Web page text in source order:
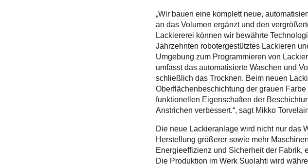
„Wir bauen eine komplett neue,
an das Volumen ergänzt und den
Lackiererei können wir bewährte
Jahrzehnten robotergestütztes Lackieren
Umgebung zum Programmieren von
umfasst das automatisierte Waschen und
schließlich das Trocknen. Beim neuen
Oberflächenbeschichtung der grauen
funktionellen Eigenschaften der
Anstrichen verbessert.“, sagt Mikko
Die neue Lackieranlage wird nicht nur das
Herstellung größerer sowie mehr
Energieeffizienz und Sicherheit der Fabrik,
Die Produktion im Werk Suolahti wird